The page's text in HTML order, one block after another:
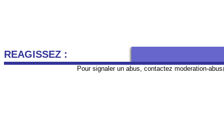
REAGISSEZ :
Pour signaler un abus, contactez moderation-